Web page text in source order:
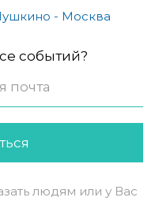
- Москва
событий?
людям или у Вас